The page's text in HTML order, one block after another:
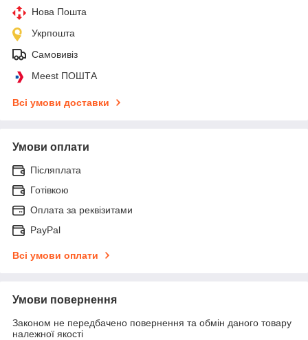
Нова Пошта
Укрпошта
Самовивіз
Meest ПОШТА
Всі умови доставки
Умови оплати
Післяплата
Готівкою
Оплата за реквізитами
PayPal
Всі умови оплати
Умови повернення
Законом не передбачено повернення та обмін даного товару
належної якості